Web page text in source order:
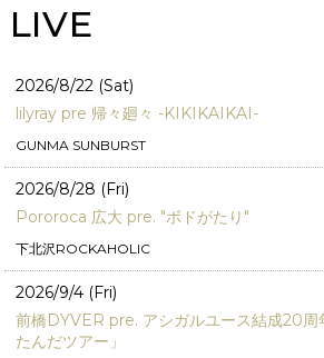
LIVE
2026/8/22 (Sat)
lilyray pre 帰々廻々 -KIKIKAIKAI-
GUNMA SUNBURST
2026/8/28 (Fri)
Pororoca 広大 pre. "ボドがたり"
下北沢ROCKAHOLIC
2026/9/4 (Fri)
前橋DYVER pre. アシガルユース結成20周
たんだツアー」